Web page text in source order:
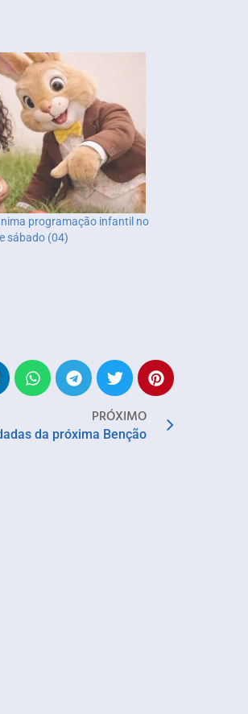
programação infantil no
sábado (04)
PRÓXIMO
da próxima Benção